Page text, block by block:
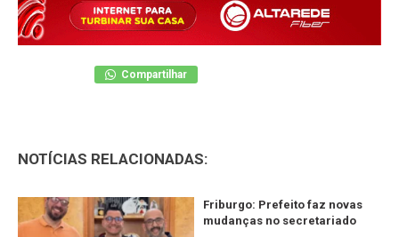
Compartilhar
NOTÍCIAS RELACIONADAS:
Friburgo: Prefeito faz novas
mudanças no secretariado